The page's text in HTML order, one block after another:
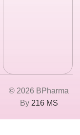
© 2026 BPharma
By 216 MS